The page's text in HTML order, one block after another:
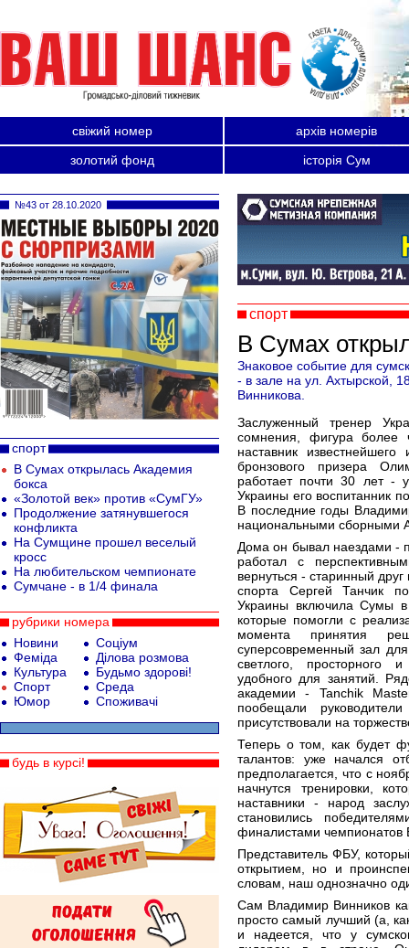
свіжий номер
архів номерів
золотий фонд
історія Сум
спорт
В Сумах
Знаковое событие для
- в зале на ул. Ахтырской,
Винникова.
Заслуженный тренер
сомнения, фигура
наставник
бронзового призера
работает почти 30 лет -
Украины его воспитанник
В последние годы
национальными сборными
Дома он бывал наездами -
работал с
вернуться - старинный
спорта Сергей Танчик
Украины включила Сумы
которые помогли с
момента принятия
суперсовременный зал
светлого, просторного
удобного для занятий.
академии - Tanchik
пообещали
присутствовали на
Теперь о том, как будет
талантов: уже начался
предполагается, что с
начнутся тренировки,
наставники - народ
становились
финалистами чемпионатов
Представитель ФБУ,
открытием, но и
словам, наш однозначно
Сам Владимир Винников
просто самый лучший (а,
и надеется, что у
№43 от 28.10.2020
спорт
В Сумах открылась Академия
бокса
«Золотой век» против «СумГУ»
Продолжение затянувшегося
конфликта
На Сумщине прошел веселый
кросс
На любительском чемпионате
Сумчане - в 1/4 финала
рубрики номера
Новини
Феміда
Культура
Спорт
Юмор
Соціум
Ділова розмова
Будьмо здорові!
Среда
Споживачі
будь в курсі!